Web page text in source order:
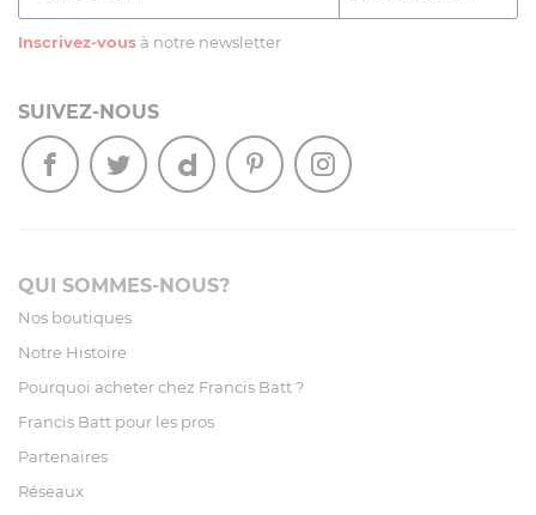
Inscrivez-vous à notre newsletter
SUIVEZ-NOUS
QUI SOMMES-NOUS?
Nos boutiques
Notre Histoire
Pourquoi acheter chez Francis Batt ?
Francis Batt pour les pros
Partenaires
Réseaux